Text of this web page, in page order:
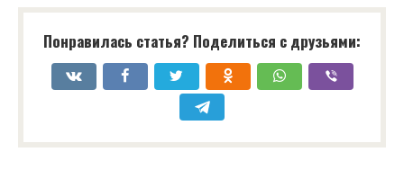
Понравилась статья? Поделиться с друзьями: